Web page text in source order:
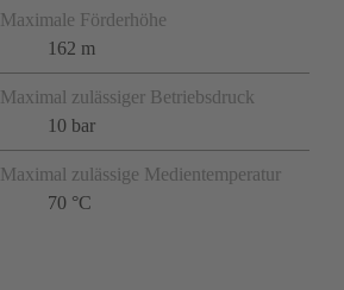
Maximale Förderhöhe
162 m
Maximal zulässiger Betriebsdruck
10 bar
Maximal zulässige Medientemperatur
70 °C